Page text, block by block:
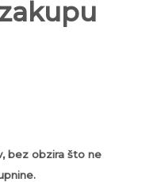
bez obzira što ne